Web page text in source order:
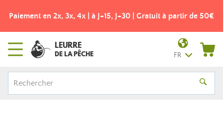
Paiement en 2x, 3x, 4x | à J+15, J+30 | Gratuit à partir de 50€
LEURRE
DE LA PÊCHE FR